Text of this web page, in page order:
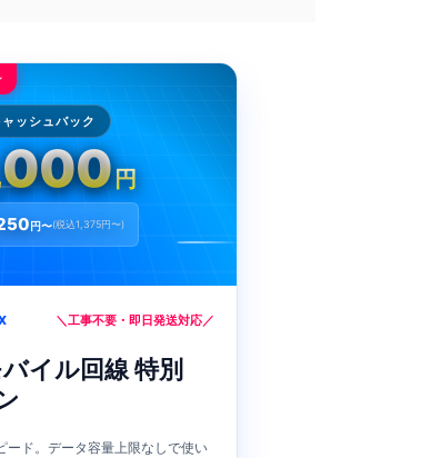
ッシュバック
円
円〜(税込1,375円〜)
＼工事不要・即日発送対応／
イル回線 特別
ード。データ容量上限なしで使い